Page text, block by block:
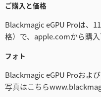
ご購入と価格
Blackmagic eGPU Proは、
格）で、apple.comから購入
フォト
Blackmagic eGPU Proおよ
写真はこちら